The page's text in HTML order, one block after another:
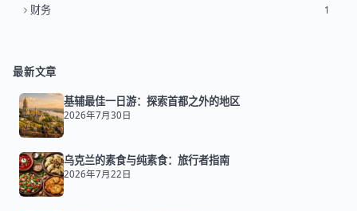
财务 1
最新文章
基辅最佳一日游：探索首都之外的地区
2026年7月30日
乌克兰的素食与纯素食：旅行者指南
2026年7月22日